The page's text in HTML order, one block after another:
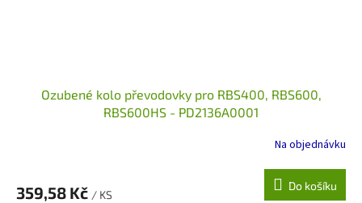
Ozubené kolo převodovky pro RBS400, RBS600,
RBS600HS - PD2136A0001
Na objednávku
359,58 Kč / KS
Do košíku